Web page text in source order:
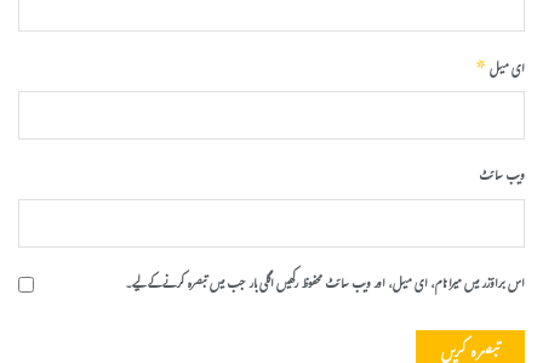
ای میل*
ویب‌ سائٹ
اس براؤزر میں میرا نام، ای میل، اور ویب سائٹ محفوظ رکھیں اگلی بار جب میں تبصرہ کرنے کےلیے۔